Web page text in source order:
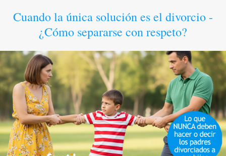
Cuando la única solución es el divorcio -
¿Cómo separarse con respeto?